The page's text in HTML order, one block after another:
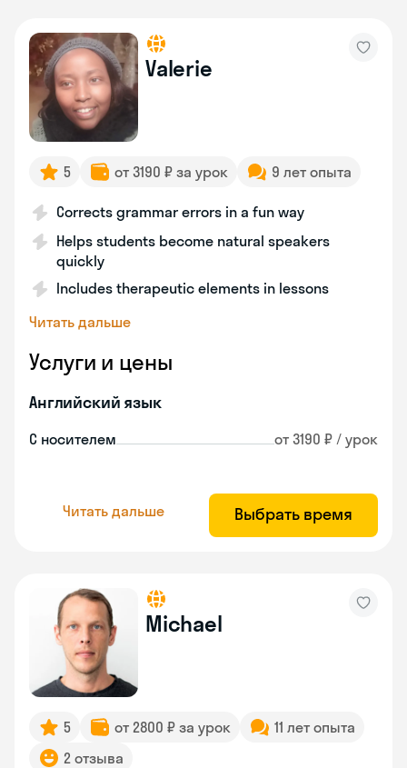
Valerie
5 от 3190 ₽ за урок 9 лет опыта
Corrects grammar errors in a fun way
Helps students become natural speakers
quickly
Includes therapeutic elements in lessons
Читать дальше
Услуги и цены
Английский язык
С носителем от 3190 ₽ / урок
Читать дальше Выбрать время
Michael
5 от 2800 ₽ за урок
11 лет опыта
2 отзыва